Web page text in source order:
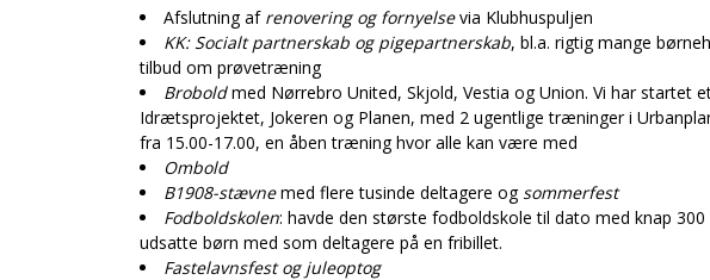
Afslutning af renovering og fornyelsevia Klubhuspuljen
KK: Socialt partnerskab og pigepartnerskab, bl.a. rigtig mange
tilbud om prøvetræning
Broboldmed Nørrebro United, Skjold, Vestia og Union. Vi har startet
Idrætsprojektet, Jokeren og Planen, med 2 ugentlige træninger i
fra 15.00-17.00, en åben træning hvor alle kan være med
Ombold
B1908-stævnemed flere tusinde deltagere ogsommerfest
Fodboldskolen: havde den største fodboldskole til dato med knap
udsatte børn med som deltagere på en fribillet.
Fastelavnsfest og juleoptog